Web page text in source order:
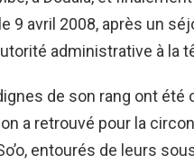
9 avril 2008, après un
administrative à la
de son rang ont été
a retrouvé pour la
entourés de leurs